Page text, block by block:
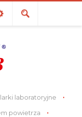
laboratoryjne
powietrza